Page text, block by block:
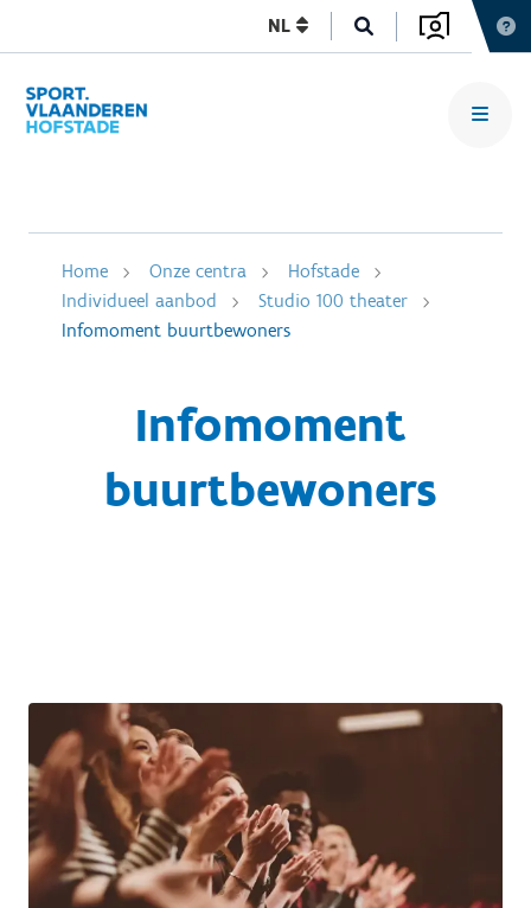
NL
Home Onze centra
Hofstade
Individueel aanbod
Studio 100 theater
Infomoment buurtbewoners
Infomoment
buurtbewoners